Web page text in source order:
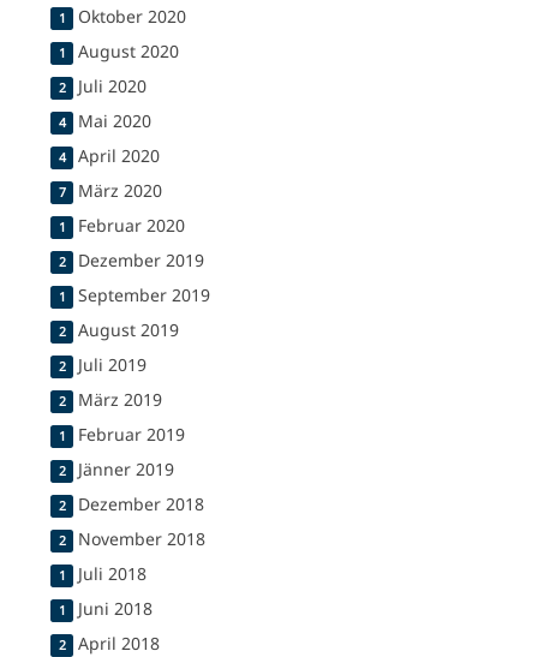
1 Oktober 2020
1 August 2020
2 Juli 2020
4 Mai 2020
4 April 2020
7 März 2020
1 Februar 2020
2 Dezember 2019
1 September 2019
2 August 2019
2 Juli 2019
2 März 2019
1 Februar 2019
2 Jänner 2019
2 Dezember 2018
2 November 2018
1 Juli 2018
1 Juni 2018
2 April 2018